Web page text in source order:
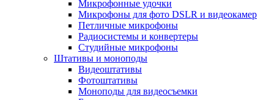
Микрофонные удочки
Микрофоны для фото DSLR и видеокамер
Петличные микрофоны
Радиосистемы и конвертеры
Студийные микрофоны
Штативы и моноподы
Видеоштативы
Фотоштативы
Моноподы для видеосъемки